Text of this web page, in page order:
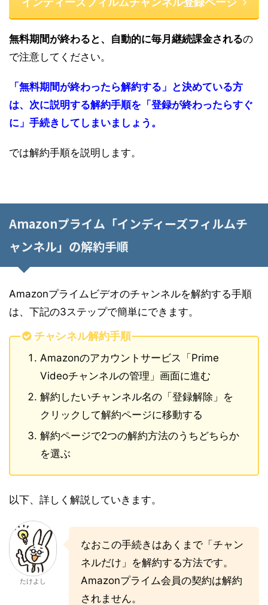
無料期間が終わると、自動的に毎月継続課金されるの
で注意してください。
「無料期間が終わったら解約する」と決めている方
は、次に説明する解約手順を「登録が終わったらすぐ
に」手続きしてしまいましょう。
では解約手順を説明します。
Amazonプライム「インディーズフィルムチ
ャンネル」の解約手順
Amazonプライムビデオのチャンネルを解約する手順
は、下記の3ステップで簡単にできます。
チャンネル解約手順
Amazonのアカウントサービス「Prime
Videoチャンネルの管理」画面に進む
解約したいチャンネル名の「登録解除」を
クリックして解約ページに移動する
解約ページで2つの解約方法のうちどちらか
を選ぶ
以下、詳しく解説していきます。
たけよし
なおこの手続きはあくまで「チャン
ネルだけ」を解約する方法です。
Amazonプライム会員の契約は解約
されません。